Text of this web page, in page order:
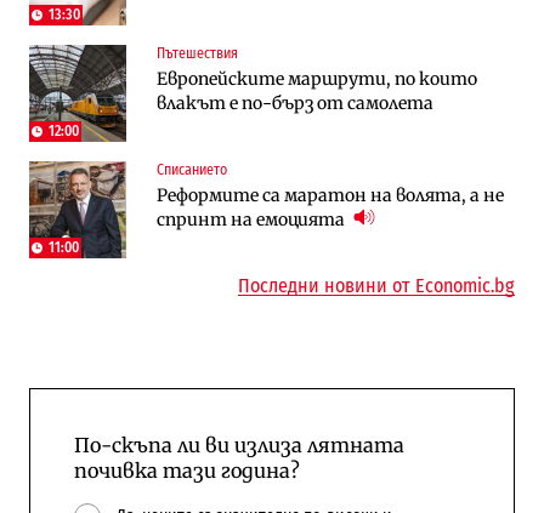
13:30
12:00
Пътешествия
Европейските маршрути, по които
влакът е по-бърз от самолета
11:00
Списанието
Реформите са маратон на волята, а не
спринт на емоцията
Енергетика
Държавният ТЕЦ „Марица изток 2“
работи с 5 блока
Енергетика
АЕЦ „Козлодуй“ ще работи само още
няколко седмици, ако сушата продължи
Компании
„Ендуросат“ ще строи огромен
космически и отбранителен център в
Регулации
Лекарствата за редки болести
попадат в капан на обществените
Последни новини от Economic.bg
По-скъпа ли ви излиза лятната
почивка тази година?